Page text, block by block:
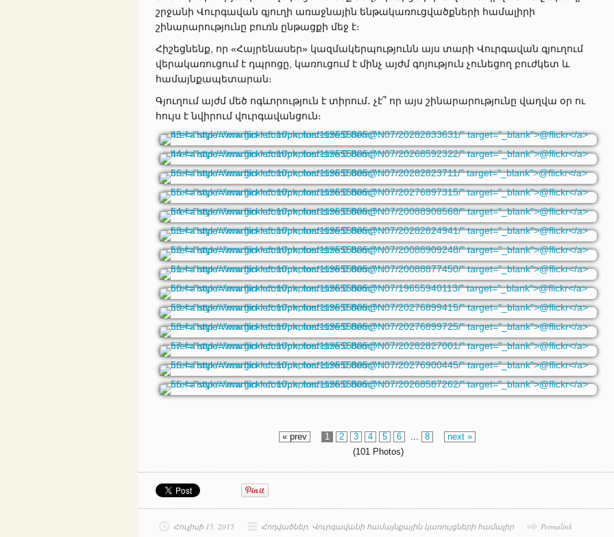
շրջանի Վուրգավան գյուղի առաջնային ենթակառուցվածքների համալիրի
շինարարությունը բուռն ընթացքի մեջ է։
Հիշեցնենք, որ «Հայրենասեր» կազմակերպությունն այս տարի Վուրգավան գյուղում
վերակառուցում է դպրոցը, կառուցում է մինչ այժմ գոյություն չունեցող բուժկետ և
համայնքապետարան։
Գյուղում այժմ մեծ ոգևորություն է տիրում․ չէ՞ որ այս շինարարությունը վաղվա օր ու
հույս է նվիրում վուրգավանցուն։
« prev 1 2 3 4 5 6 ... 8
next »
(101 Photos)
Հուլիսի 15, 2015 Հոդվածներ, Վուրգավանի համայնքային կառույցների համալիր Permalink